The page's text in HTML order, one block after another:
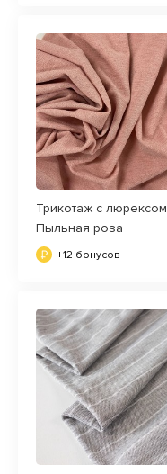
Трикотаж с люрексом
Пыльная роза
+12 бонусов